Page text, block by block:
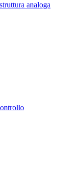
analoga